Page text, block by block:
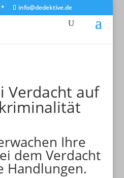
* info@dedektive.de
Verdacht auf
Ihre
dem Verdacht
Handlungen.